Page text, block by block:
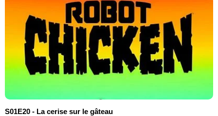
S01E20 - La cerise sur le gâteau